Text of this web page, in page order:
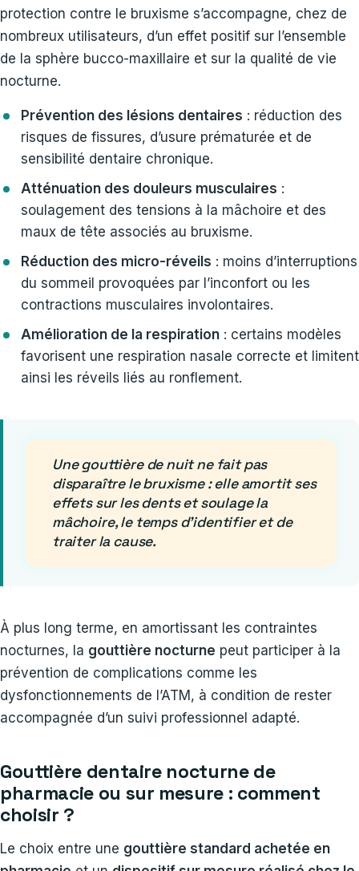
protection contre le bruxisme s’accompagne, chez de
nombreux utilisateurs, d’un effet positif sur l’ensemble
de la sphère bucco-maxillaire et sur la qualité de vie
nocturne.
Prévention des lésions dentaires : réduction des
risques de fissures, d’usure prématurée et de
sensibilité dentaire chronique.
Atténuation des douleurs musculaires :
soulagement des tensions à la mâchoire et des
maux de tête associés au bruxisme.
Réduction des micro-réveils : moins d’interruptions
du sommeil provoquées par l’inconfort ou les
contractions musculaires involontaires.
Amélioration de la respiration : certains modèles
favorisent une respiration nasale correcte et limitent
ainsi les réveils liés au ronflement.
Une gouttière de nuit ne fait pas
disparaître le bruxisme : elle amortit ses
effets sur les dents et soulage la
mâchoire, le temps d’identifier et de
traiter la cause.
À plus long terme, en amortissant les contraintes
nocturnes, la gouttière nocturne peut participer à la
prévention de complications comme les
dysfonctionnements de l’ATM, à condition de rester
accompagnée d’un suivi professionnel adapté.
Gouttière dentaire nocturne de
pharmacie ou sur mesure : comment
choisir ?
Le choix entre une gouttière standard achetée en